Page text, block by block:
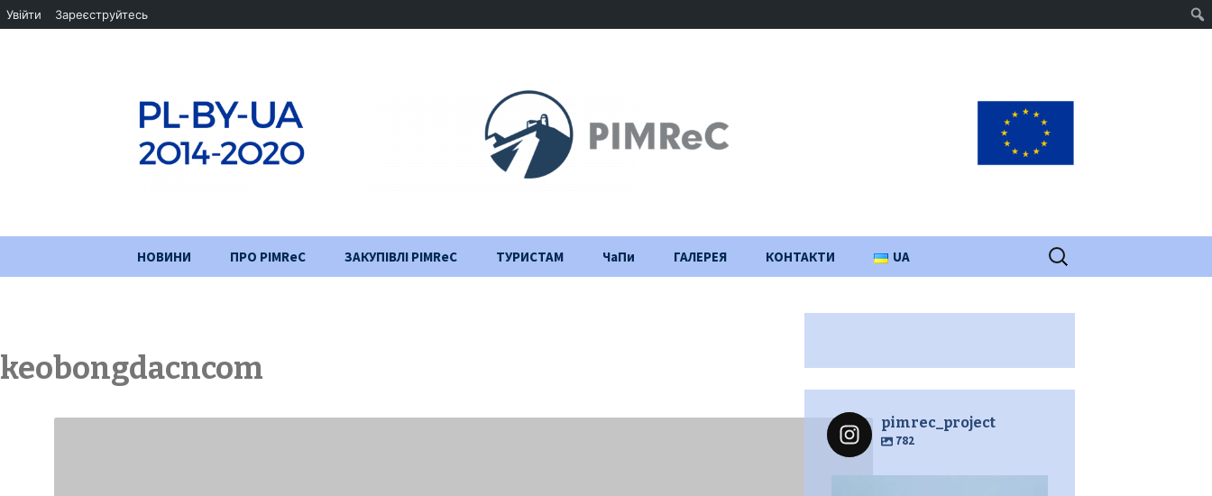
НОВИНИ ПРО PIMReC
Хід проекту
Заходи
ЗАКУПІВЛІ PIMReC ТУРИСТАМ ЧаПи ГАЛЕРЕЯ КОНТАКТИ UA Пошук:
keobongdacncom
pimrec_project
782
Увійти Зареєструйтесь